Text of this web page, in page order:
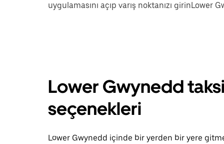
uygulamasını açıp varış noktanızı girinLower
Lower Gwynedd
seçenekleri
Lower Gwynedd içinde bir yerden bir yere